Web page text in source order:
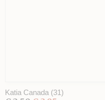
Katia Canada (31)